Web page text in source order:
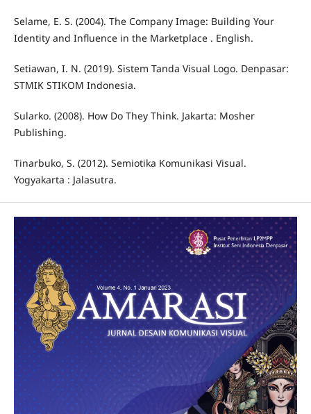
Selame, E. S. (2004). The Company Image: Building Your
Identity and Influence in the Marketplace . English.
Setiawan, I. N. (2019). Sistem Tanda Visual Logo. Denpasar:
STMIK STIKOM Indonesia.
Sularko. (2008). How Do They Think. Jakarta: Mosher
Publishing.
Tinarbuko, S. (2012). Semiotika Komunikasi Visual.
Yogyakarta : Jalasutra.